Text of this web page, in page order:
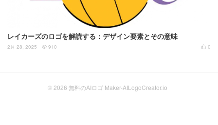
レイカーズのロゴを解読する：デザイン要素とその意味
 0
2月 28, 2025  910
© 2026 無料のAIロゴ Maker-AILogoCreator.io